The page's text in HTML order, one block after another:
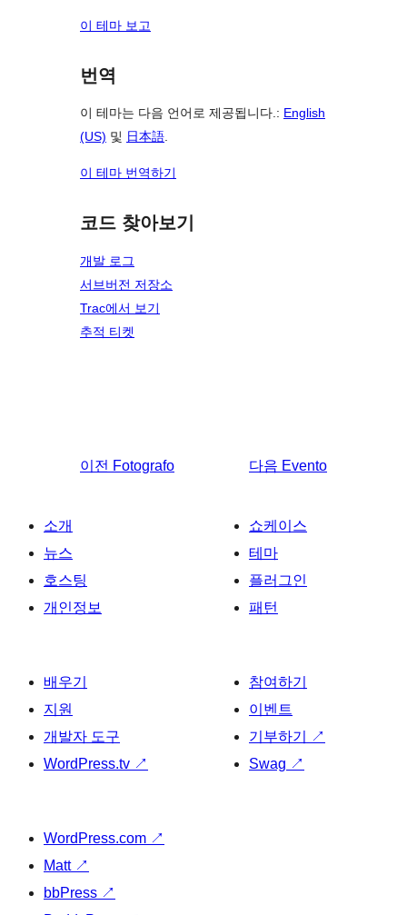
이 테마 보고
번역
이 테마는 다음 언어로 제공됩니다.: English
(US) 및 日本語.
이 테마 번역하기
코드 찾아보기
개발 로그
서브버전 저장소
Trac에서 보기
추적 티켓
이전 Fotografo 다음 Evento
소개
뉴스
호스팅
개인정보
쇼케이스
테마
플러그인
패턴
배우기
지원
개발자 도구
WordPress.tv ↗
참여하기
이벤트
기부하기
↗
Swag ↗
WordPress.com ↗
Matt ↗
bbPress ↗